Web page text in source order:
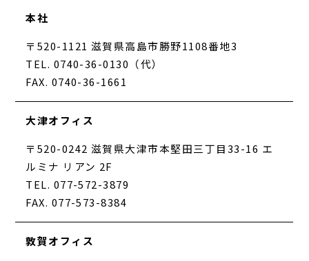
本社
〒520-1121 滋賀県高島市勝野1108番地3
TEL. 0740-36-0130（代）
FAX. 0740-36-1661
大津オフィス
〒520-0242 滋賀県大津市本堅田三丁目33-16 エ
ルミナ リアン 2F
TEL. 077-572-3879
FAX. 077-573-8384
敦賀オフィス